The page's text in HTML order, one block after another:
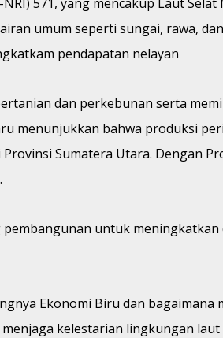
umum seperti sungai, rawa,
pendapatan nelayan
dan perkebunan serta
menunjukkan bahwa produksi
Sumatera Utara. Dengan
untuk meningkatkan
Ekonomi Biru dan bagaimana
kelestarian lingkungan